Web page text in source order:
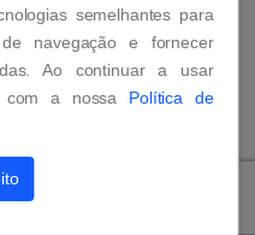
os direitos reservados.
semelhantes para
navegação e fornecer
Ao continuar a usar
com a nossa Política de